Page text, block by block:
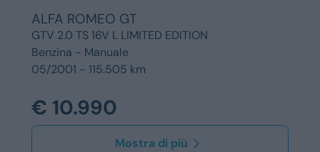
ALFA ROMEO GT
GTV 2.0 TS 16V L LIMITED EDITION
Benzina - Manuale
05/2001 - 115.505 km
€ 10.990
Mostra di più